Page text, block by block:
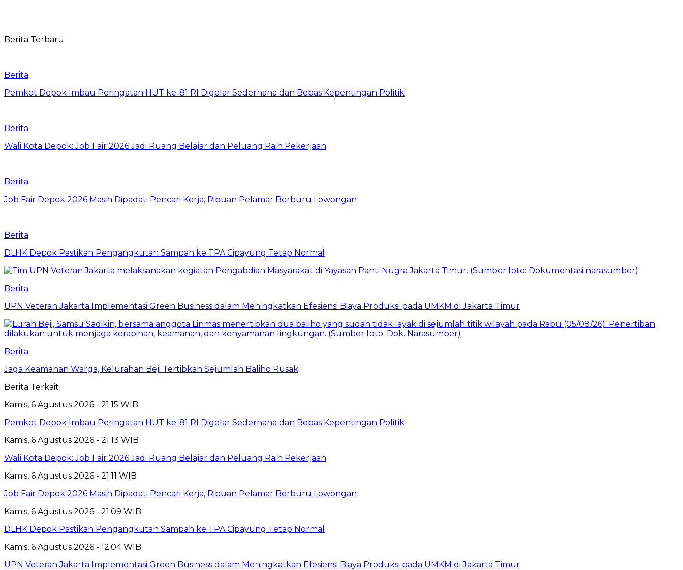
Berita Terbaru
Berita
Pemkot Depok Imbau Peringatan HUT ke-81 RI Digelar Sederhana dan Bebas Kepentingan Politik
Berita
Wali Kota Depok: Job Fair 2026 Jadi Ruang Belajar dan Peluang Raih Pekerjaan
Berita
Job Fair Depok 2026 Masih Dipadati Pencari Kerja, Ribuan Pelamar Berburu Lowongan
Berita
DLHK Depok Pastikan Pengangkutan Sampah ke TPA Cipayung Tetap Normal
Berita
UPN Veteran Jakarta Implementasi Green Business dalam Meningkatkan Efesiensi Biaya Produksi pada UMKM di Jakarta Timur
Berita
Jaga Keamanan Warga, Kelurahan Beji Tertibkan Sejumlah Baliho Rusak
Berita Terkait
Kamis, 6 Agustus 2026 - 21:15 WIB
Pemkot Depok Imbau Peringatan HUT ke-81 RI Digelar Sederhana dan Bebas Kepentingan Politik
Kamis, 6 Agustus 2026 - 21:13 WIB
Wali Kota Depok: Job Fair 2026 Jadi Ruang Belajar dan Peluang Raih Pekerjaan
Kamis, 6 Agustus 2026 - 21:11 WIB
Job Fair Depok 2026 Masih Dipadati Pencari Kerja, Ribuan Pelamar Berburu Lowongan
Kamis, 6 Agustus 2026 - 21:09 WIB
DLHK Depok Pastikan Pengangkutan Sampah ke TPA Cipayung Tetap Normal
Kamis, 6 Agustus 2026 - 12:04 WIB
UPN Veteran Jakarta Implementasi Green Business dalam Meningkatkan Efesiensi Biaya Produksi pada UMKM di Jakarta Timur